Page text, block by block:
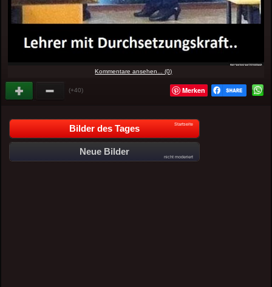
Kommentare ansehen... (0)
(+40) Merken
Bilder des Tages Startseite
Neue Bilder
nicht moderiert